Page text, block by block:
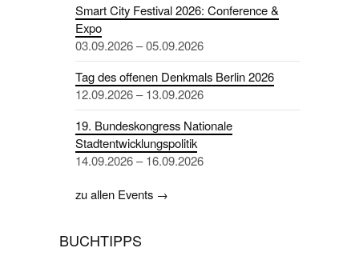
Smart City Festival 2026: Conference &
Expo
03.09.2026 – 05.09.2026
Tag des offenen Denkmals Berlin 2026
12.09.2026 – 13.09.2026
19. Bundeskongress Nationale
Stadtentwicklungspolitik
14.09.2026 – 16.09.2026
zu allen Events →
BUCHTIPPS